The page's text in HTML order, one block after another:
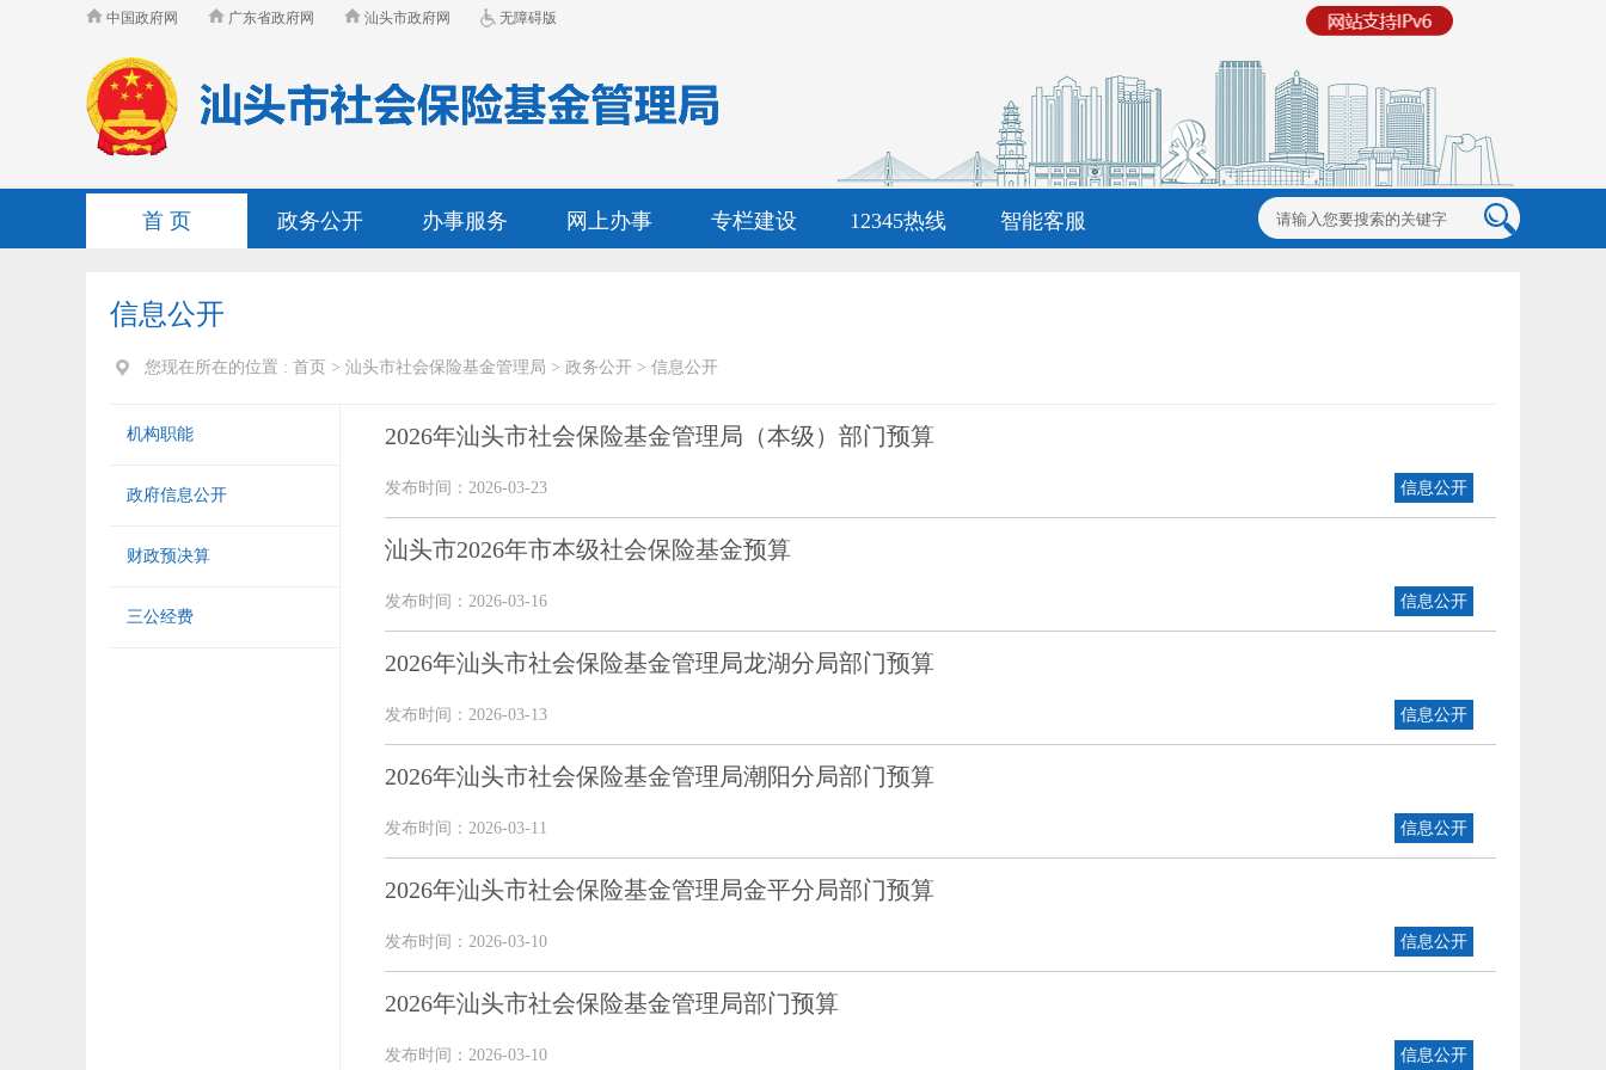
中国政府网 广东省政府网 汕头市政府网 无障碍版
首 页 政务公开 办事服务 网上办事 专栏建设 12345热线 智能客服
信息公开
您现在所在的位置 : 首页 > 汕头市社会保险基金管理局 > 政务公开 > 信息公开
机构职能
政府信息公开
财政预决算
三公经费
2026年汕头市社会保险基金管理局（本级）部门预算
发布时间：2026-03-23 信息公开
汕头市2026年市本级社会保险基金预算
发布时间：2026-03-16 信息公开
2026年汕头市社会保险基金管理局龙湖分局部门预算
发布时间：2026-03-13 信息公开
2026年汕头市社会保险基金管理局潮阳分局部门预算
发布时间：2026-03-11 信息公开
2026年汕头市社会保险基金管理局金平分局部门预算
发布时间：2026-03-10 信息公开
2026年汕头市社会保险基金管理局部门预算
发布时间：2026-03-10 信息公开